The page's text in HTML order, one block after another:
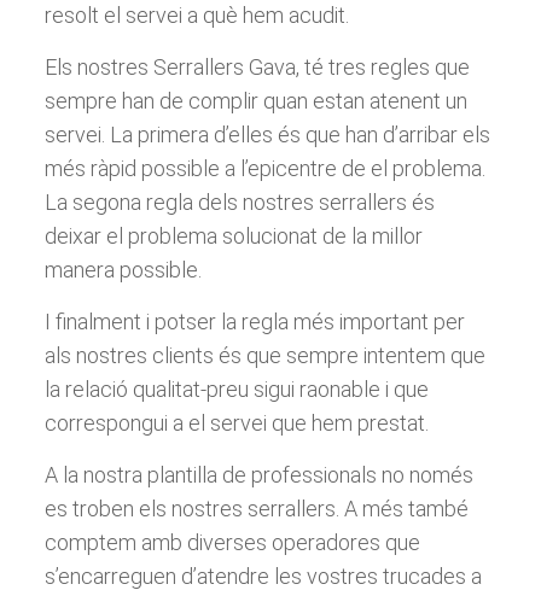
resolt el servei a què hem acudit.
Els nostres Serrallers Gava, ​​té tres regles que
sempre han de complir quan estan atenent un
servei. La primera d’elles és que han d’arribar els
més ràpid possible a l’epicentre de el problema.
La segona regla dels nostres serrallers és
deixar el problema solucionat de la millor
manera possible.
I finalment i potser la regla més important per
als nostres clients és que sempre intentem que
la relació qualitat-preu sigui raonable i que
correspongui a el servei que hem prestat.
A la nostra plantilla de professionals no només
es troben els nostres serrallers. A més també
comptem amb diverses operadores que
s’encarreguen d’atendre les vostres trucades a